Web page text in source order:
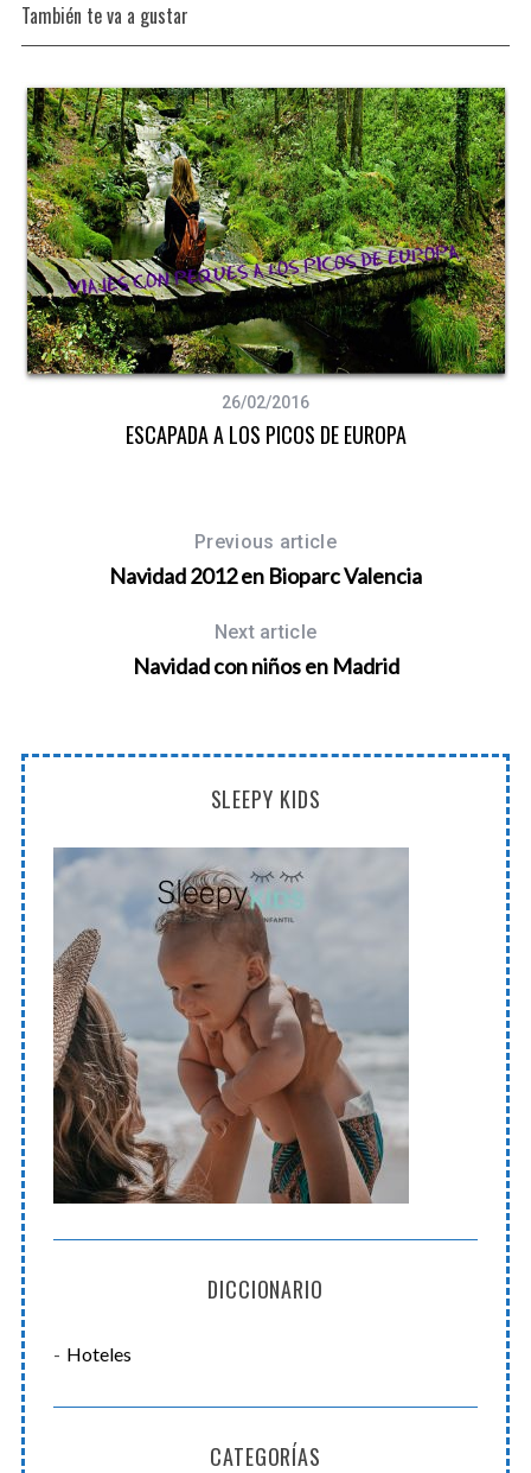
También te va a gustar
26/02/2016
ESCAPADA A LOS PICOS DE EUROPA
Previous article
Navidad 2012 en Bioparc Valencia
Next article
Navidad con niños en Madrid
SLEEPY KIDS
DICCIONARIO
Hoteles
CATEGORÍAS